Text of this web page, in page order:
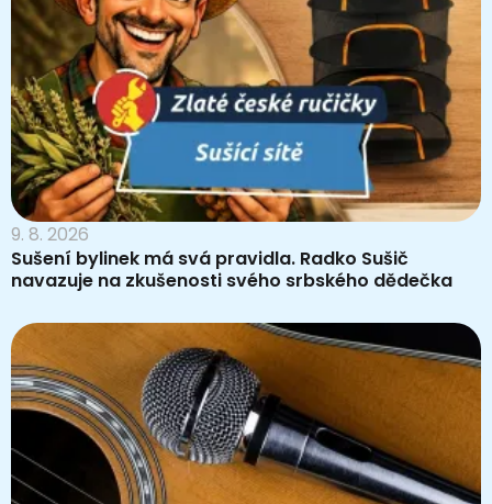
9. 8. 2026
Sušení bylinek má svá pravidla. Radko Sušič
navazuje na zkušenosti svého srbského dědečka